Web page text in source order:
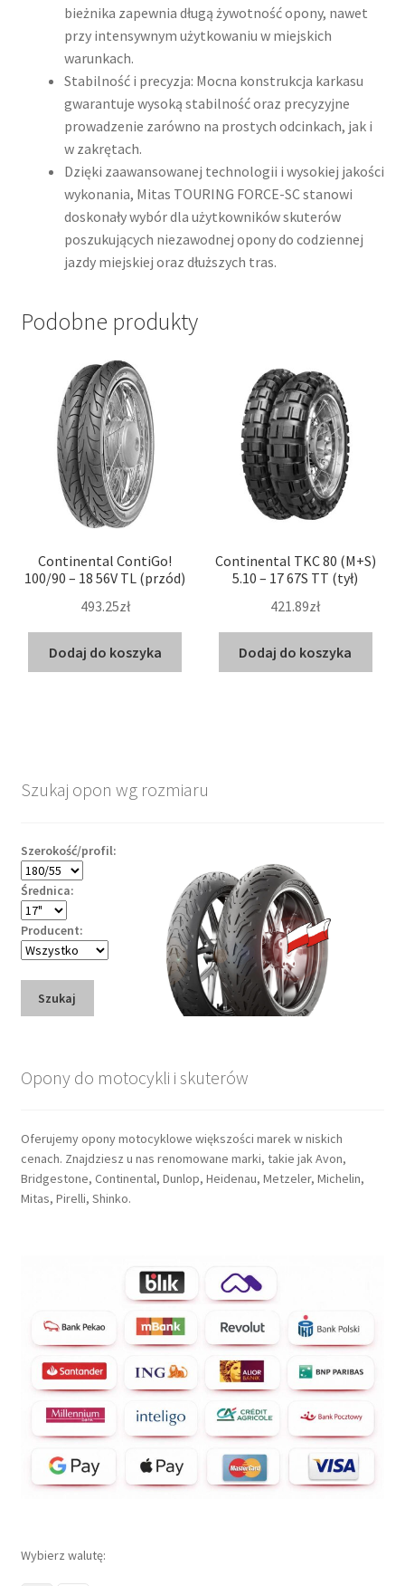
bieżnika zapewnia długą żywotność opony, nawet
przy intensywnym użytkowaniu w miejskich
warunkach.
Stabilność i precyzja: Mocna konstrukcja karkasu
gwarantuje wysoką stabilność oraz precyzyjne
prowadzenie zarówno na prostych odcinkach, jak i
w zakrętach.
Dzięki zaawansowanej technologii i wysokiej jakości
wykonania, Mitas TOURING FORCE-SC stanowi
doskonały wybór dla użytkowników skuterów
poszukujących niezawodnej opony do codziennej
jazdy miejskiej oraz dłuższych tras.​
Podobne produkty
Continental ContiGo!
100/90 – 18 56V TL (przód)
493.25zł
Dodaj do koszyka
Continental TKC 80 (M+S)
5.10 – 17 67S TT (tył)
421.89zł
Dodaj do koszyka
Szukaj opon wg rozmiaru
Szerokość/profil:
Średnica:
Producent:
Szukaj
Opony do motocykli i skuterów
Oferujemy opony motocyklowe większości marek w niskich
cenach. Znajdziesz u nas renomowane marki, takie jak Avon,
Bridgestone, Continental, Dunlop, Heidenau, Metzeler, Michelin,
Mitas, Pirelli, Shinko.
Wybierz walutę: